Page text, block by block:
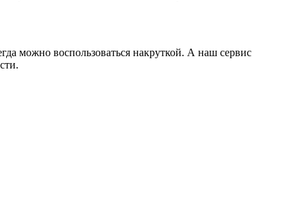
можно воспользоваться накруткой. А наш сервис